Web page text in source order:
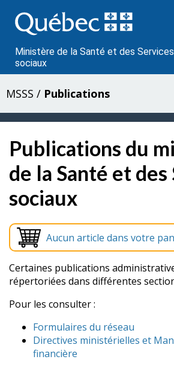
au
contenu
Ministère de la Santé et des Services
sociaux
MSSS / Publications
Publications du
de la Santé et des
sociaux
Aucun article dans votre
Certaines publications
répertoriées dans différentes
Pour les consulter :
Formulaires du réseau
Directives ministérielles et
financière